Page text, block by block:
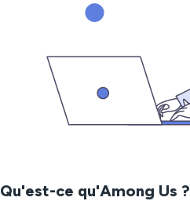
Qu'est-ce qu'Among Us ?